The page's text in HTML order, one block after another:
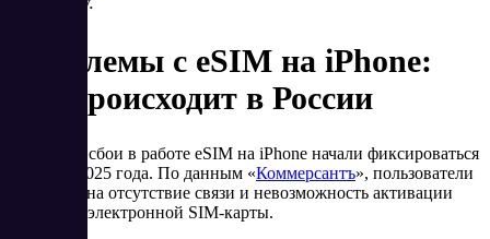
Проблемы с eSIM на iPhone:
что происходит в России
Массовые сбои в работе eSIM на iPhone начали фиксироваться
в январе 2025 года. По данным «Коммерсантъ», пользователи
жалуются на отсутствие связи и невозможность активации
профилей электронной SIM-карты.